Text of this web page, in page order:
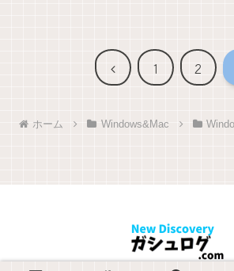
前
1 2
ホーム Windows&Mac